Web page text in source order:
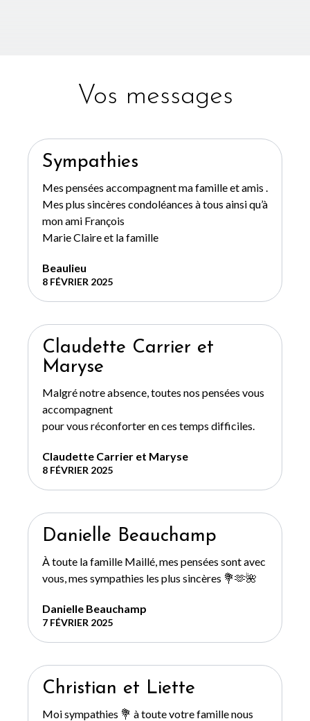
Vos messages
Sympathies
Mes pensées accompagnent ma famille et amis .
Mes plus sincères condoléances à tous ainsi qu’à
mon ami François
Marie Claire et la famille
Beaulieu
8 FÉVRIER 2025
Claudette Carrier et
Maryse
Malgré notre absence, toutes nos pensées vous
accompagnent
pour vous réconforter en ces temps difficiles.
Claudette Carrier et Maryse
8 FÉVRIER 2025
Danielle Beauchamp
À toute la famille Maillé, mes pensées sont avec
vous, mes sympathies les plus sincères 💐🫶🌺
Danielle Beauchamp
7 FÉVRIER 2025
Christian et Liette
Moi sympathies 💐 à toute votre famille nous